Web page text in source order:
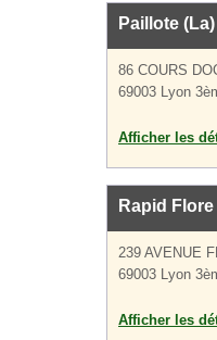
Paillote (La)
86 COURS
69003 Lyon
Afficher les
Rapid Flore
239 AVENUE
69003 Lyon
Afficher les